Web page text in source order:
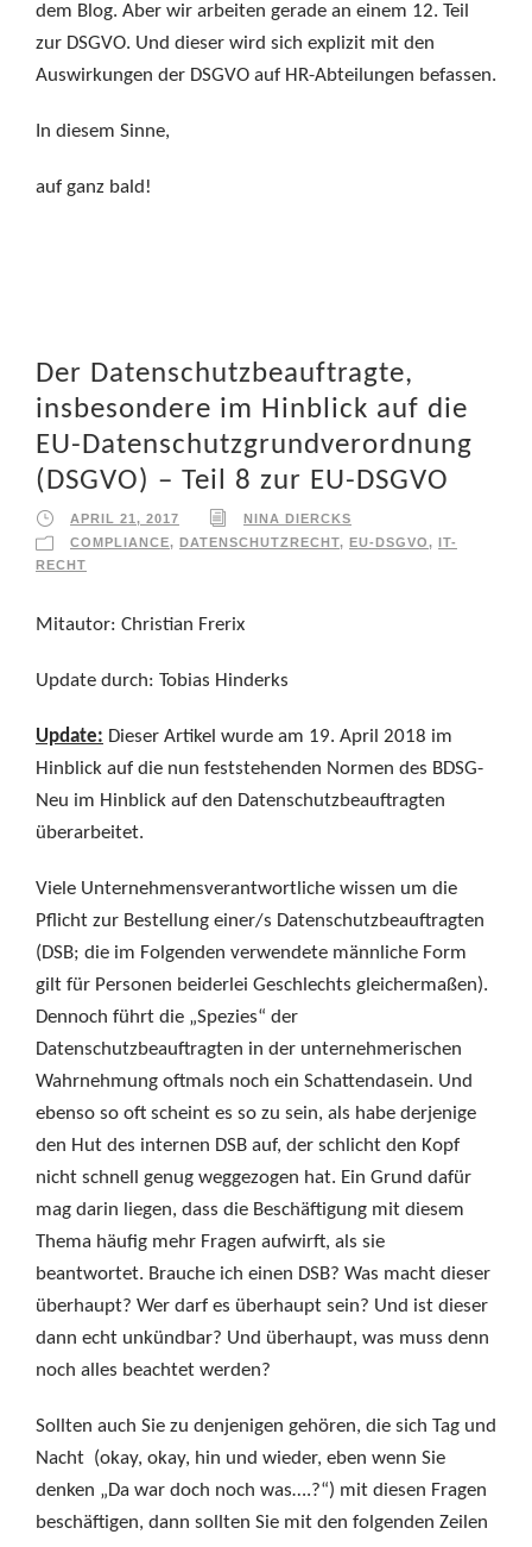
dem Blog. Aber wir arbeiten gerade an einem 12. Teil
zur DSGVO. Und dieser wird sich explizit mit den
Auswirkungen der DSGVO auf HR-Abteilungen befassen.
In diesem Sinne,
auf ganz bald!
Der Datenschutzbeauftragte,
insbesondere im Hinblick auf die
EU-Datenschutzgrundverordnung
(DSGVO) – Teil 8 zur EU-DSGVO
APRIL 21, 2017
NINA DIERCKS
COMPLIANCE, DATENSCHUTZRECHT, EU-DSGVO,
IT-
RECHT
Mitautor: Christian Frerix
Update durch: Tobias Hinderks
Update: Dieser Artikel wurde am 19. April 2018 im
Hinblick auf die nun feststehenden Normen des BDSG-
Neu im Hinblick auf den Datenschutzbeauftragten
überarbeitet.
Viele Unternehmensverantwortliche wissen um die
Pflicht zur Bestellung einer/s Datenschutzbeauftragten
(DSB; die im Folgenden verwendete männliche Form
gilt für Personen beiderlei Geschlechts gleichermaßen).
Dennoch führt die „Spezies“ der
Datenschutzbeauftragten in der unternehmerischen
Wahrnehmung oftmals noch ein Schattendasein. Und
ebenso so oft scheint es so zu sein, als habe derjenige
den Hut des internen DSB auf, der schlicht den Kopf
nicht schnell genug weggezogen hat. Ein Grund dafür
mag darin liegen, dass die Beschäftigung mit diesem
Thema häufig mehr Fragen aufwirft, als sie
beantwortet. Brauche ich einen DSB? Was macht dieser
überhaupt? Wer darf es überhaupt sein? Und ist dieser
dann echt unkündbar? Und überhaupt, was muss denn
noch alles beachtet werden?
Sollten auch Sie zu denjenigen gehören, die sich Tag und
Nacht (okay, okay, hin und wieder, eben wenn Sie
denken „Da war doch noch was….?“) mit diesen Fragen
beschäftigen, dann sollten Sie mit den folgenden Zeilen